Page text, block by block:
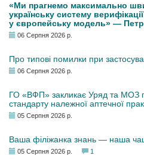
«Ми прагнемо максимально
українську систему
у європейську модель» —
06 Серпня 2026 р.
Про типові помилки при
06 Серпня 2026 р.
ГО «ВФП» закликає Уряд та МОЗ
стандарту належної аптечної
05 Серпня 2026 р.
Ваша філіжанка знань — наша
05 Серпня 2026 р. 1